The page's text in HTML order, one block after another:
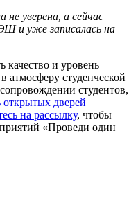
уверена, а сейчас
и уже записалась на
качество и уровень
атмосферу студенческой
студентов,
дверей
на рассылку, чтобы
«Проведи один